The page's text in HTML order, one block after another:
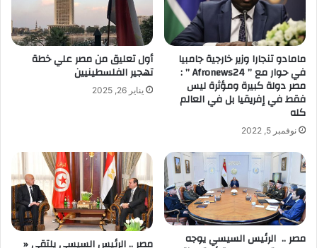
مامادو تنجارا وزير خارجية جامبيا
في حوار مع ” Afronews24 ” :
مصر دولة كبيرة ومؤثرة ليس
فقط في إفريقيا بل في العالم
كله
نوفمبر 5, 2022
أول تعليق من مصر علي خطة
تهجير الفلسطينيين
يناير 26, 2025
مصر .. الرئيس السيسي يوجه